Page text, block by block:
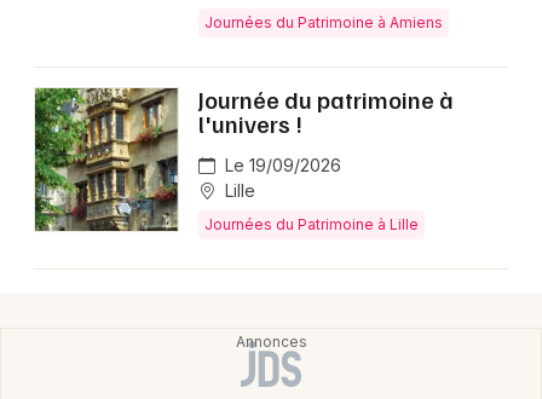
Concerts
Sports
Soirées
Nantes
Nice
Paris
Strasbourg
Toulouse
Journées du Patrimoine à Amiens
Journée du patrimoine à
l'univers !
Le 19/09/2026
Lille
Journées du Patrimoine à Lille